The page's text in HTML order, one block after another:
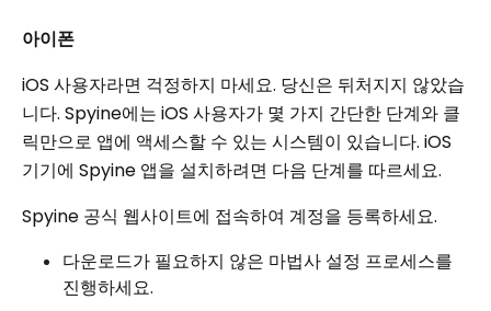
아이폰
iOS 사용자라면 걱정하지 마세요. 당신은 뒤처지지 않았습
니다. Spyine에는 iOS 사용자가 몇 가지 간단한 단계와 클
릭만으로 앱에 액세스할 수 있는 시스템이 있습니다. iOS
기기에 Spyine 앱을 설치하려면 다음 단계를 따르세요.
Spyine 공식 웹사이트에 접속하여 계정을 등록하세요.
다운로드가 필요하지 않은 마법사 설정 프로세스를
진행하세요.